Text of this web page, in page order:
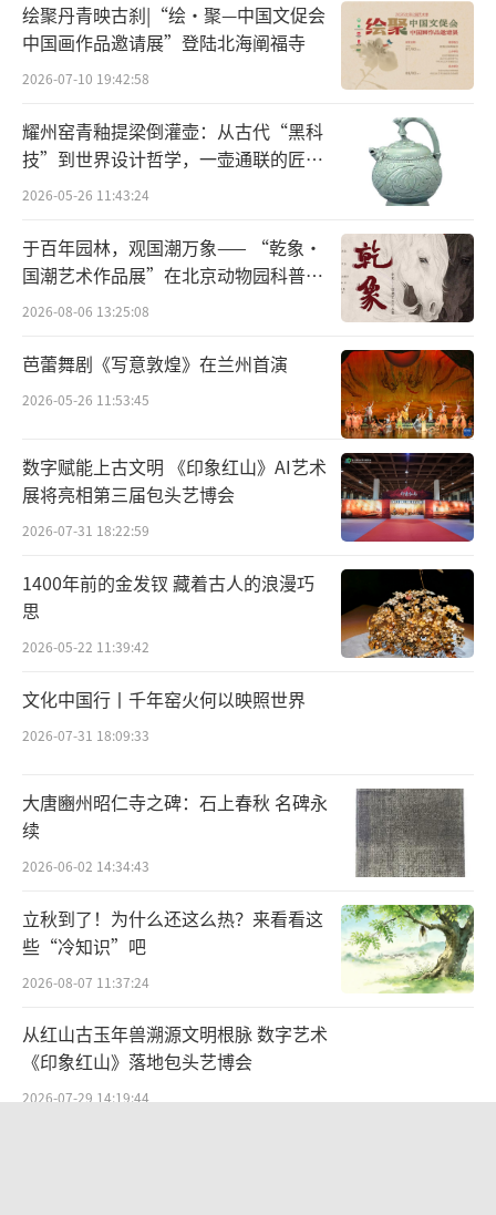
“看！这里有一只蝉。”一个展柜前簇拥
着大量观众，嘴里发出赞叹声。原来这里展出
的是南京博物院十八件“镇院之宝”之一
的“金蝉玉叶”，晶莹透亮的玉叶衬托一只栩
栩如生的金蝉，有着“金枝玉叶”的美好寓
意。这件金蝉玉叶是明代中期的杰作，体现出
金器、玉器制作工艺的高超水平，把江南文人
匠心与文心的交融体现得淋漓尽致。
南京博物院展览部副主任、策展人田甜介
绍，此次展览的展品都是精挑细选、优中选优
的，其中国家一级文物就有60余件，“展品的
选择要兼具审美性、知识性和趣味性，同时每
件展品都紧扣展览主题，每件展品背后都能讲
出一个故事来。”
开放包容成就江南繁华
“东南财赋地，江浙人文薮。”随着衣冠
游地区，中国的经济文化重心随之南移。
建窑兔毫釉瓷盏、越窑青釉瓷碗、景德镇窑青
白釉瓷盏……这些来自河南、安徽、福建、浙
江、江西等地窑口的瓷器，为何被摆在同一个
展柜中？田甜解答了记者心中的疑惑，这些瓷
器都出土于江苏张家港市的黄泗浦遗址。黄泗
浦遗址曾是唐朝鉴真和尚东渡日本的出发地，
宋代以后更是成为一处重要的出海港口。
镇江府制造的城砖在安徽明中都出土，广
东地区制作的锡一品锅在江南地区被使用，从
绘聚丹青映古刹|“绘·聚—中国文促会
中国画作品邀请展”登陆北海阐福寺
2026-07-10 19:42:58
耀州窑青釉提梁倒灌壶：从古代“黑科
技”到世界设计哲学，一壶通联的匠心
宇宙
2026-05-26 11:43:24
于百年园林，观国潮万象—— “乾象·
国潮艺术作品展”在北京动物园科普馆
机动展厅开展
2026-08-06 13:25:08
芭蕾舞剧《写意敦煌》在兰州首演
2026-05-26 11:53:45
数字赋能上古文明 《印象红山》AI艺术
展将亮相第三届包头艺博会
2026-07-31 18:22:59
1400年前的金发钗 藏着古人的浪漫巧
思
2026-05-22 11:39:42
文化中国行丨千年窑火何以映照世界
2026-07-31 18:09:33
大唐豳州昭仁寺之碑：石上春秋 名碑永
续
2026-06-02 14:34:43
立秋到了！为什么还这么热？来看看这
些“冷知识”吧
2026-08-07 11:37:24
从红山古玉年兽溯源文明根脉 数字艺术
《印象红山》落地包头艺博会
2026-07-29 14:19:44